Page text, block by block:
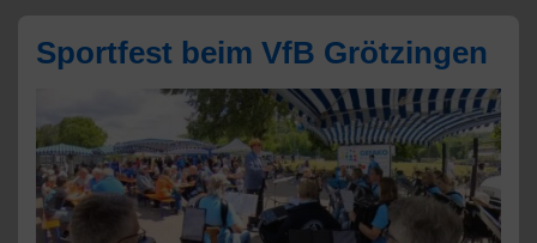
Sportfest beim VfB Grötzingen